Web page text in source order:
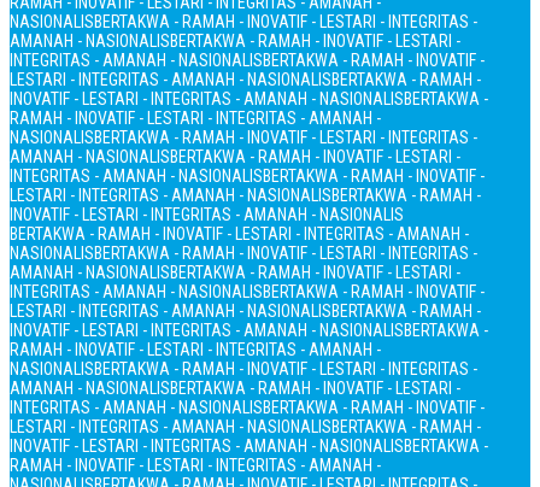
NASIONALISBERTAKWA - RAMAH - INOVATIF - LESTARI - INTEGRITAS -
AMANAH - NASIONALISBERTAKWA - RAMAH - INOVATIF - LESTARI -
INTEGRITAS - AMANAH - NASIONALISBERTAKWA - RAMAH - INOVATIF -
LESTARI - INTEGRITAS - AMANAH - NASIONALISBERTAKWA - RAMAH -
INOVATIF - LESTARI - INTEGRITAS - AMANAH - NASIONALISBERTAKWA -
RAMAH - INOVATIF - LESTARI - INTEGRITAS - AMANAH -
NASIONALISBERTAKWA - RAMAH - INOVATIF - LESTARI - INTEGRITAS -
AMANAH - NASIONALISBERTAKWA - RAMAH - INOVATIF - LESTARI -
INTEGRITAS - AMANAH - NASIONALISBERTAKWA - RAMAH - INOVATIF -
LESTARI - INTEGRITAS - AMANAH - NASIONALISBERTAKWA - RAMAH -
INOVATIF - LESTARI - INTEGRITAS - AMANAH - NASIONALIS
BERTAKWA - RAMAH - INOVATIF - LESTARI - INTEGRITAS - AMANAH -
NASIONALISBERTAKWA - RAMAH - INOVATIF - LESTARI - INTEGRITAS -
AMANAH - NASIONALISBERTAKWA - RAMAH - INOVATIF - LESTARI -
INTEGRITAS - AMANAH - NASIONALISBERTAKWA - RAMAH - INOVATIF -
LESTARI - INTEGRITAS - AMANAH - NASIONALISBERTAKWA - RAMAH -
INOVATIF - LESTARI - INTEGRITAS - AMANAH - NASIONALISBERTAKWA -
RAMAH - INOVATIF - LESTARI - INTEGRITAS - AMANAH -
NASIONALISBERTAKWA - RAMAH - INOVATIF - LESTARI - INTEGRITAS -
AMANAH - NASIONALISBERTAKWA - RAMAH - INOVATIF - LESTARI -
INTEGRITAS - AMANAH - NASIONALISBERTAKWA - RAMAH - INOVATIF -
LESTARI - INTEGRITAS - AMANAH - NASIONALISBERTAKWA - RAMAH -
INOVATIF - LESTARI - INTEGRITAS - AMANAH - NASIONALISBERTAKWA -
RAMAH - INOVATIF - LESTARI - INTEGRITAS - AMANAH -